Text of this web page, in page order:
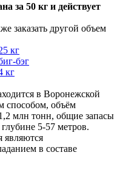
за 50 кг и действует
заказать другой объем
кг
бэг
кг
в Воронежской
способом, объём
млн тонн, общие запасы
5-57 метров.
являются
в составе